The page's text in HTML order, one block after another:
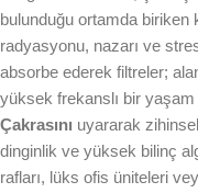
bulunduğu ortamda biriken
radyasyonu, nazarı ve
absorbe ederek filtreler;
yüksek frekanslı bir
Çakrasını uyararak
dinginlik ve yüksek bilinç
rafları, lüks ofis üniteleri